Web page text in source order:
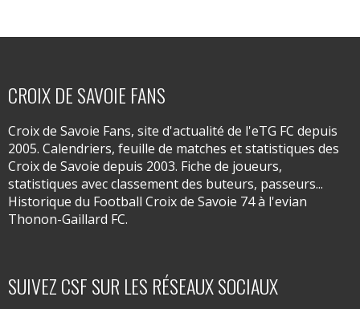
CROIX DE SAVOIE FANS
Croix de Savoie Fans, site d'actualité de l'eTG FC depuis
2005. Calendriers, feuille de matches et statistiques des
Croix de Savoie depuis 2003. Fiche de joueurs,
statistiques avec classement des buteurs, passeurs...
Historique du Football Croix de Savoie 74 à l'evian
Thonon-Gaillard FC.
SUIVEZ CSF SUR LES RÉSEAUX SOCIAUX